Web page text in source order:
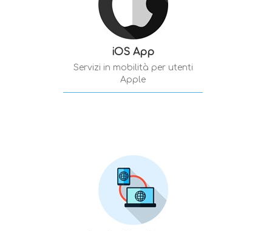
iOS App
Servizi in mobilità per utenti
Apple